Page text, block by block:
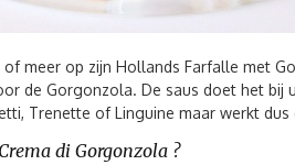
meer op zijn Hollands Farfalle met
de Gorgonzola. De saus doet het bij
Trenette of Linguine maar werkt
di Gorgonzola ?